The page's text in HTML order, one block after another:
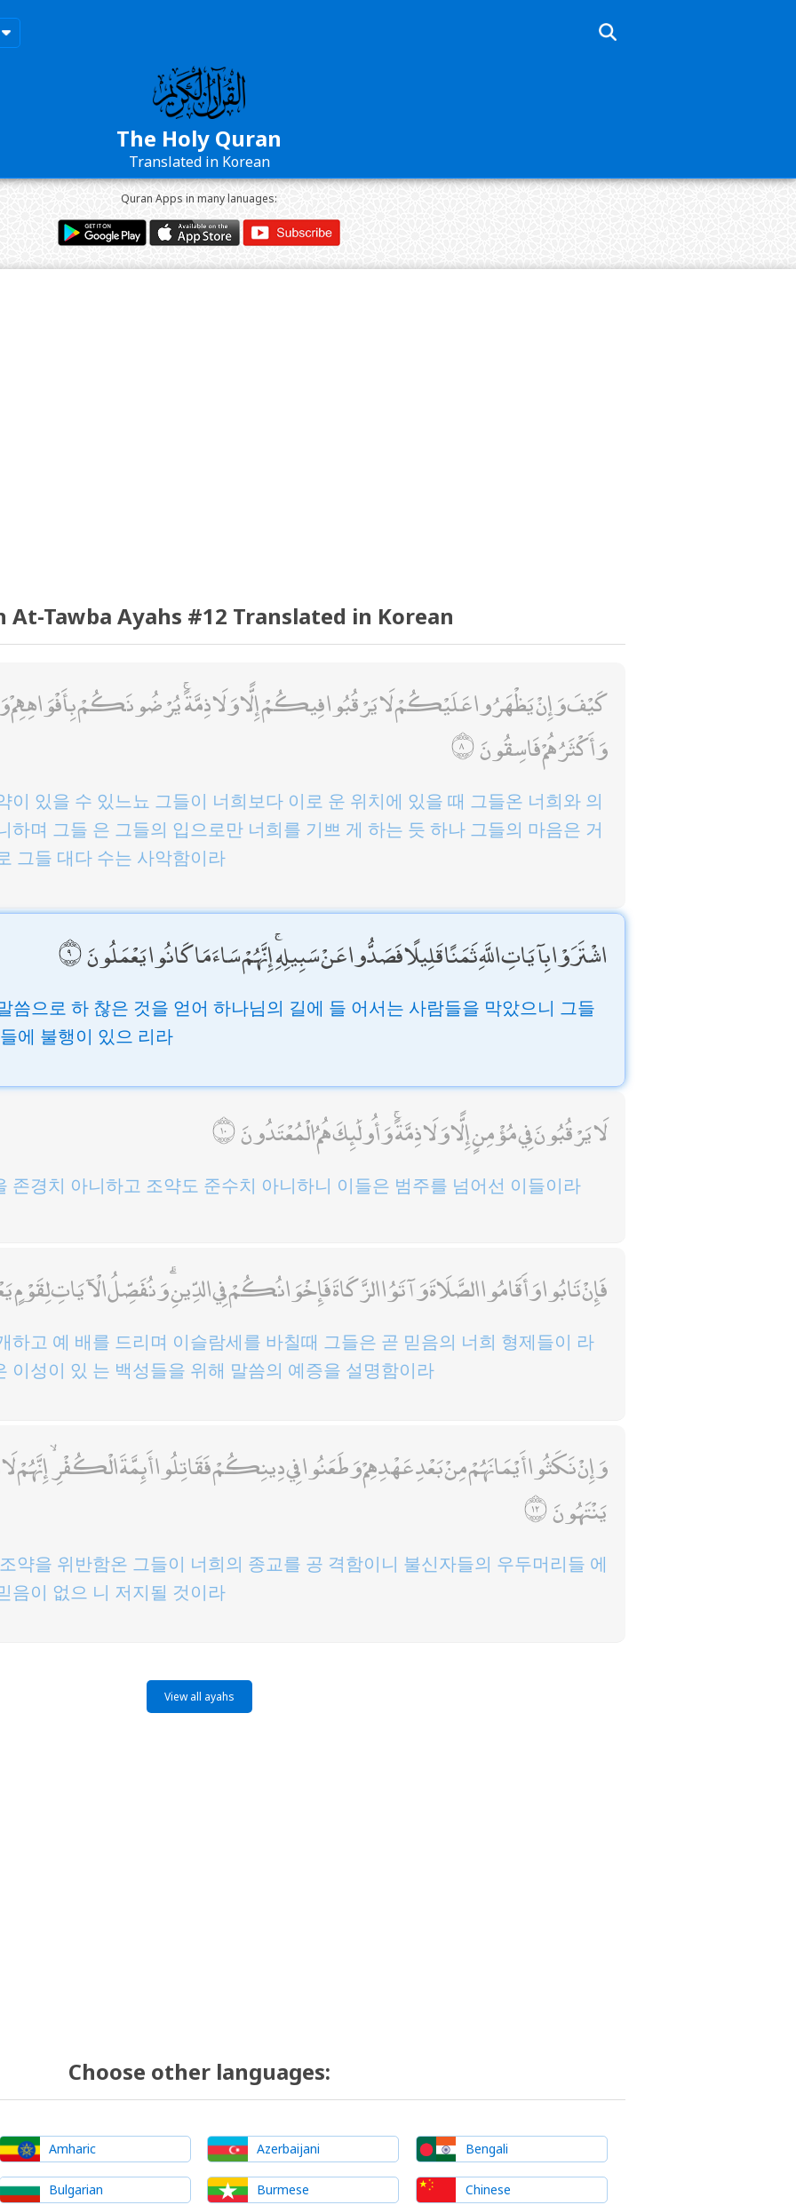
The Holy Quran
Translated in Korean
Quran Apps in many lanuages:
At-Tawba Ayahs #12 Translated in Korean
كَيْفَ وَإِنْ يَظْهَرُوا عَلَيْكُمْ لَا يَرْقُبُوا فِيكُمْ إِلًّا وَلَا ذِمَّةً ۚ يُرْضُونَكُمْ بِأَفْوَاهِهِمْ
وَأَكْثَرُهُمْ فَاسِقُونَ
이 있을 수 있느뇨 그들이 너희보다 이로 운 위치에 있을 때 그들온 너희와 의
하며 그들 은 그들의 입으로만 너희를 기쁘 게 하는 듯 하나 그들의 마음은 거
그들 대다 수는 사악함이라
اشْتَرَوْا بِآيَاتِ اللَّهِ ثَمَنًا قَلِيلًا فَصَدُّوا عَنْ سَبِيلِهِ ۚ إِنَّهُمْ سَاءَ مَا كَانُوا يَعْمَلُونَ
씀으로 하 찮은 것을 얻어 하나님의 길에 들 어서는 사람들을 막았으니 그들
에 불행이 있으 리라
لَا يَرْقُبُونَ فِي مُؤْمِنٍ إِلًّا وَلَا ذِمَّةً ۚ وَأُولَٰئِكَ هُمُ الْمُعْتَدُونَ
존경치 아니하고 조약도 준수치 아니하니 이들은 범주를 넘어선 이들이라
فَإِنْ تَابُوا وَأَقَامُوا الصَّلَاةَ وَآتَوُا الزَّكَاةَ فَإِخْوَانُكُمْ فِي الدِّينِ ۗ وَنُفَصِّلُ الْآيَاتِ لِقَوْمٍ
하고 예 배를 드리며 이슬람세를 바칠때 그들은 곧 믿음의 너희 형제들이 라
이성이 있 는 백성들을 위해 말씀의 예증을 설명함이라
وَإِنْ نَكَثُوا أَيْمَانَهُمْ مِنْ بَعْدِ عَهْدِهِمْ وَطَعَنُوا فِي دِينِكُمْ فَقَاتِلُوا أَئِمَّةَ الْكُفْرِ ۙ إِنَّهُمْ لَا
يَنْتَهُونَ
약을 위반함온 그들이 너희의 종교를 공 격함이니 불신자들의 우두머리들 에
음이 없으 니 저지될 것이라
View all ayahs
Choose other languages:
Amharic Azerbaijani Bengali
Bulgarian Burmese Chinese